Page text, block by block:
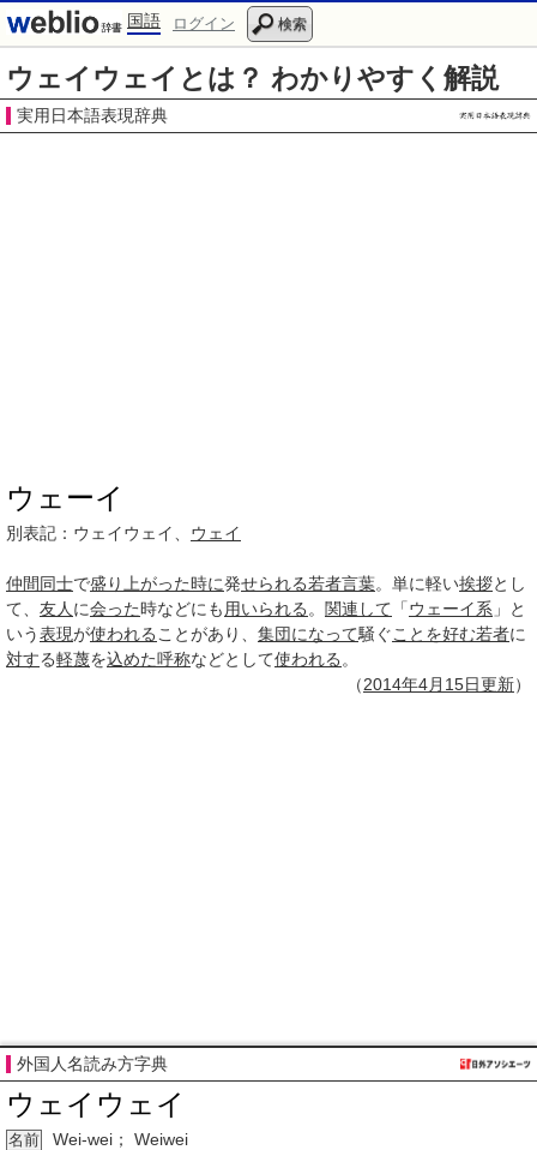
国語 ログイン 検索
ウェイウェイとは？ わかりやすく解説
実用日本語表現辞典
ウェーイ
別表記： ウェイウェイ、 ウェイ
仲間同士で盛り上がった時に発せられる若者言葉。単に軽い挨拶とし
て、 友人 に会った時などにも 用いられる 。 関連して 「ウェーイ系 」と
いう表現が使われる ことがあり、 集団になって騒ぐことを好む若者に
対する軽蔑を込めた呼称などとして使われる 。
（2014年4月 15日更新）
外国人名読み方字典
ウェイウェイ
名前 Wei-wei； Weiwei